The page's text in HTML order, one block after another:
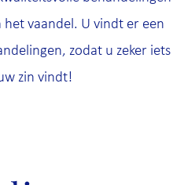
vaandel. U vindt er een
zodat u zeker iets
zin vindt!